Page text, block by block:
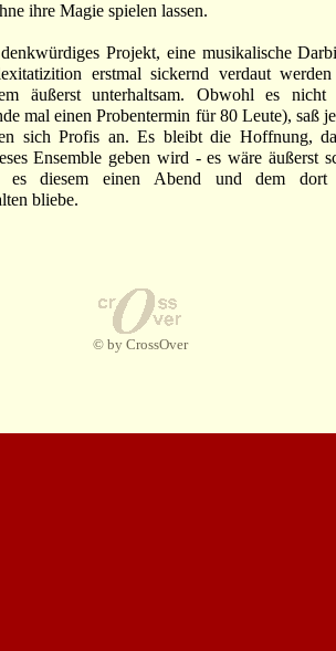
ihre Magie spielen lassen.
Projekt, eine musikalische
erstmal sickernd verdaut
äußerst unterhaltsam. Obwohl es nicht
mal einen Probentermin für 80 Leute), saß
sich Profis an. Es bleibt die Hoffnung,
Ensemble geben wird - es wäre äußerst
es diesem einen Abend und dem dort
bliebe.
© by CrossOver